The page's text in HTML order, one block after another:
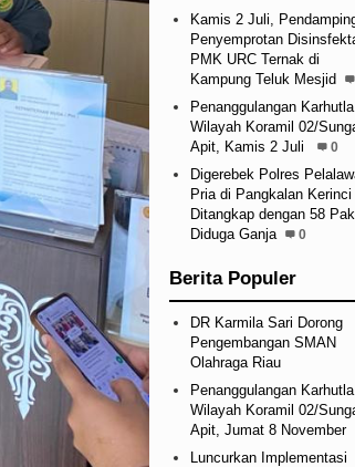
Kamis 2 Juli,
Penyemprotan
PMK URC Ternak di
Kampung Teluk Mesjid
Penanggulangan
Wilayah Koramil 02/
Apit, Kamis 2 Juli
0
Digerebek Polres
Pria di Pangkalan Kerinci
Ditangkap dengan 58
Diduga Ganja
0
Berita Populer
DR Karmila Sari Dorong
Pengembangan SMAN
Olahraga Riau
Penanggulangan
Wilayah Koramil 02/
Apit, Jumat 8 November
Luncurkan Implementasi